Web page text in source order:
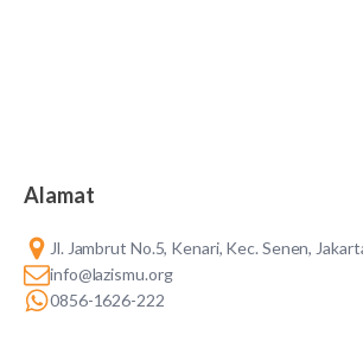
Alamat
Jl. Jambrut No.5, Kenari, Kec. Senen,
info@lazismu.org
0856-1626-222